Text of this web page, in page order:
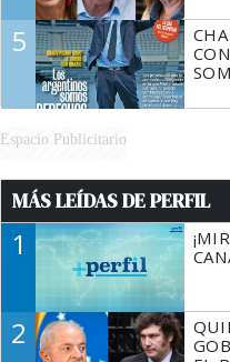
5
Espacio Publicitario
MÁS LEÍDAS DE PERFIL
1
2